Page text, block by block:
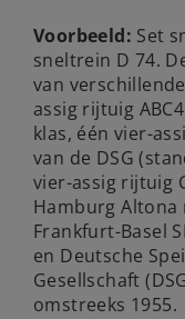
Voorbeeld: Set
sneltrein D 74.
van
assig rijtuig
klas, één vier-
van de DSG
vier-assig rijtuig
Hamburg Altona
Frankfurt-Basel
en Deutsche
Gesellschaft
omstreeks 1955.